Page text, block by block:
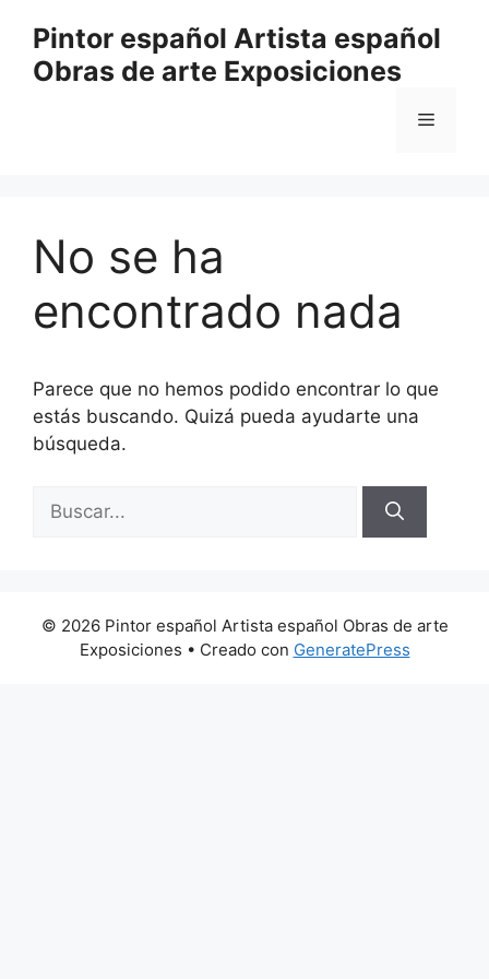
contenido
Pintor español Artista español
Obras de arte Exposiciones
Menú
No se ha
encontrado nada
Parece que no hemos podido encontrar lo que
estás buscando. Quizá pueda ayudarte una
búsqueda.
© 2026 Pintor español Artista español Obras de arte
Exposiciones • Creado con GeneratePress